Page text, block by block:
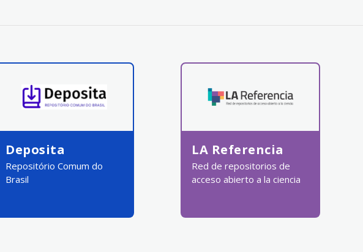
Deposita
Repositório Comum do
Brasil
LA Referencia
Red de repositorios de
acceso abierto a la ciencia